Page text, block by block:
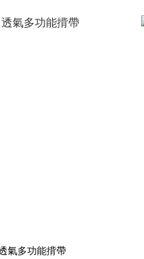
氣多功能揹帶